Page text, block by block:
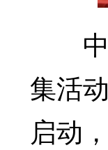
中
集活
启动